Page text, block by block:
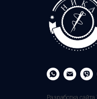
Разработка